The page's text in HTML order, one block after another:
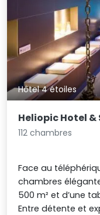
Hôtel 4 étoiles
Heliopic Hotel &
112 chambres
Face au
chambres
500 m² et d’une
Entre détente et